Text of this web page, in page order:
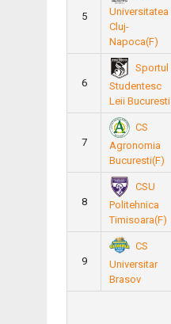
5
Universitatea
Cluj-
Napoca(F)
6
Sportul
Studentesc
Leii Bucuresti
7
CS
Agronomia
Bucuresti(F)
8
CSU
Politehnica
Timisoara(F)
9
CS
Universitar
Brasov